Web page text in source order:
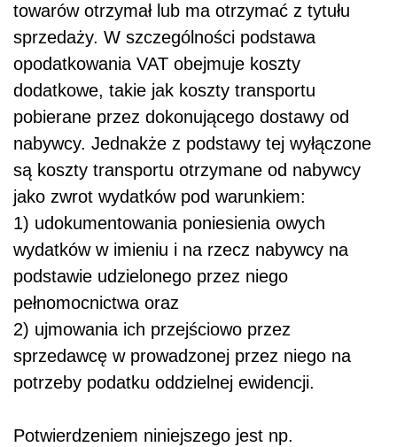
towarów otrzymał lub ma otrzymać z tytułu
sprzedaży. W szczególności podstawa
opodatkowania VAT obejmuje koszty
dodatkowe, takie jak koszty transportu
pobierane przez dokonującego dostawy od
nabywcy. Jednakże z podstawy tej wyłączone
są koszty transportu otrzymane od nabywcy
jako zwrot wydatków pod warunkiem:
1) udokumentowania poniesienia owych
wydatków w imieniu i na rzecz nabywcy na
podstawie udzielonego przez niego
pełnomocnictwa oraz
2) ujmowania ich przejściowo przez
sprzedawcę w prowadzonej przez niego na
potrzeby podatku oddzielnej ewidencji.
Potwierdzeniem niniejszego jest np.